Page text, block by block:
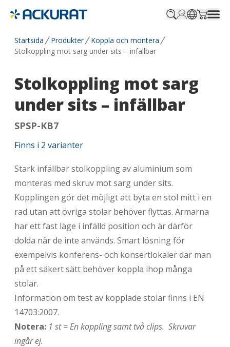
Startsida Produkter
Koppla och montera
Stolkoppling mot sarg under sits – infällbar
Stolkoppling mot sarg
under sits – infällbar
SPSP-KB7
Finns i 2 varianter
Stark infällbar stolkoppling av aluminium som
monteras med skruv mot sarg under sits.
Kopplingen gör det möjligt att byta en stol mitt i en
rad utan att övriga stolar behöver flyttas. Armarna
har ett fast läge i infälld position och är därför
dolda när de inte används. Smart lösning för
exempelvis konferens- och konsertlokaler där man
på ett säkert sätt behöver koppla ihop många
stolar.
Information om test av kopplade stolar finns i EN
14703:2007.
Notera: 1 st = En koppling samt två clips. Skruvar
ingår ej.